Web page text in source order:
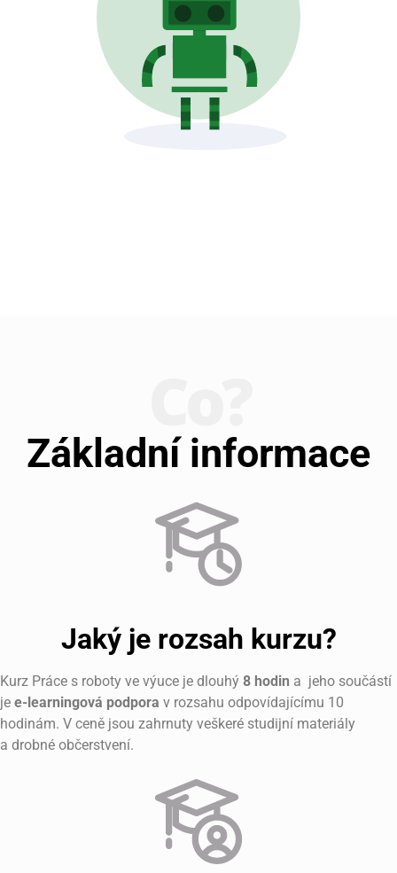
Základní informace
Jaký je rozsah kurzu?
Kurz Práce s roboty ve výuce je dlouhý 8 hodin a jeho součástí
je e-learningová podpora v rozsahu odpovídajícímu 10
hodinám. V ceně jsou zahrnuty veškeré studijní materiály
a drobné občerstvení.